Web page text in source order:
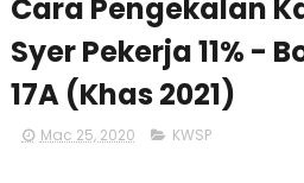
Cara Pengekalan
Syer Pekerja 11% -
17A (Khas 2021)
Mac 25, 2020 KWSP